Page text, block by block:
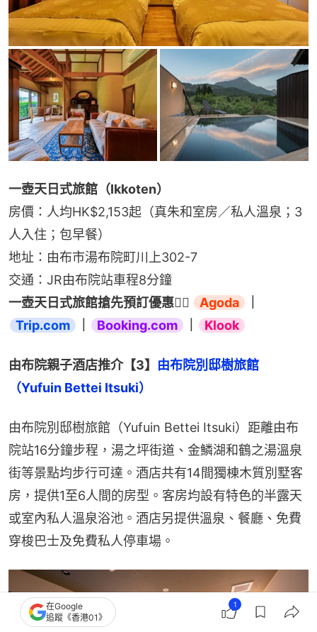
一壺天日式旅館（Ikkoten）
房價：人均HK$2,153起（真朱和室房／私人溫泉；3
人入住；包早餐）
地址：由布市湯布院町川上302-7
交通：JR由布院站車程8分鐘
一壺天日式旅館搶先預訂優惠👉🏻
Agoda
Trip.com
Booking.com Klook
由布院親子酒店推介【3】 由布院別邸樹旅館
（Yufuin Bettei Itsuki）
由布院別邸樹旅館（Yufuin Bettei Itsuki）距離由布
院站16分鐘步程，湯之坪街道、金鱗湖和鶴之湯溫泉
街等景點均步行可達。酒店共有14間獨棟木質別墅客
房，提供1至6人間的房型。客房均設有特色的半露天
或室內私人溫泉浴池。酒店另提供溫泉、餐廳、免費
穿梭巴士及免費私人停車場。
在Google
追蹤《香港01》
1